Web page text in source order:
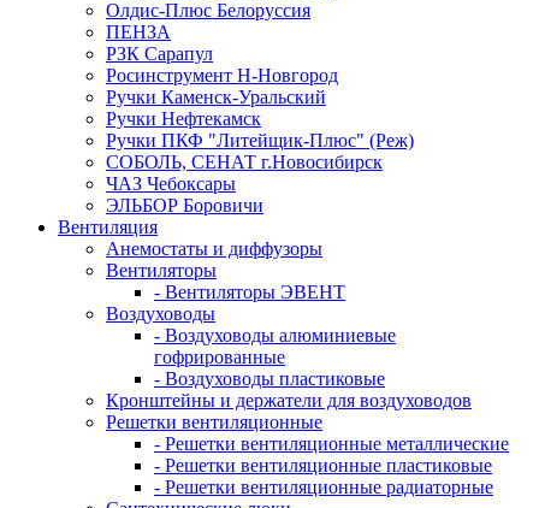
Олдис-Плюс Белоруссия
ПЕНЗА
РЗК Сарапул
Росинструмент Н-Новгород
Ручки Каменск-Уральский
Ручки Нефтекамск
Ручки ПКФ "Литейщик-Плюс" (Реж)
СОБОЛЬ, СЕНАТ г.Новосибирск
ЧАЗ Чебоксары
ЭЛЬБОР Боровичи
Вентиляция
Анемостаты и диффузоры
Вентиляторы
- Вентиляторы ЭВЕНТ
Воздуховоды
- Воздуховоды алюминиевые
гофрированные
- Воздуховоды пластиковые
Кронштейны и держатели для воздуховодов
Решетки вентиляционные
- Решетки вентиляционные металлические
- Решетки вентиляционные пластиковые
- Решетки вентиляционные радиаторные